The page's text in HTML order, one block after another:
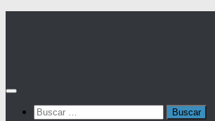
Buscar: